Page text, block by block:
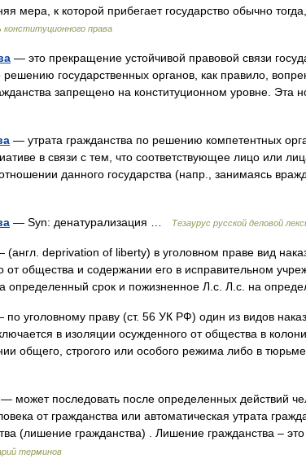
мера, к которой прибегает государство обычно
конституционного права
— это прекращение устойчивой правовой связи
государственных органов, как правило,
запрещено на конституционном уровне.
— утрата гражданства по решению компетентных
в связи с тем, что соответствующее лицо или
данного государства (напр., занимаясь
— Syn: денатурализация … Тезаурус русской деловой
(англ. deprivation of liberty) в уголовном праве вид
от общества и содержании его в исправительном
определенный срок и пожизненное Л.с. Л.с. на
по уголовному праву (ст. 56 УК РФ) один из видов
в изоляции осужденного от общества в
общего, строгого или особого режима либо в
— может последовать после определенных действий
от гражданства или автоматическая утрата
(лишение гражданства) . Лишение гражданства –
терминов